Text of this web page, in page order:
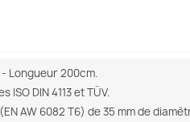
Longueur 200cm.
DIN 4113 et TÜV.
AW 6082 T6) de 35 mm de